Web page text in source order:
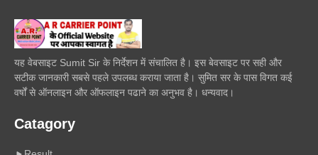
यह वेबसाइट Sumit Sir के निर्देशन में संचालित है। इस बेवसाइट पर सही और
सटीक जानकारी सबसे पहले उपलब्ध कराया जाता है। सुमित सर के पास विगत कई
वर्षों से ऑनलाइन और ऑफलाइन पढाने का अनुभव है। धन्यवाद।
Catagory